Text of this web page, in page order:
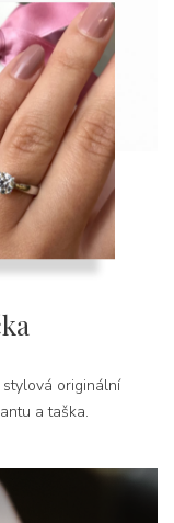
originální
a taška.